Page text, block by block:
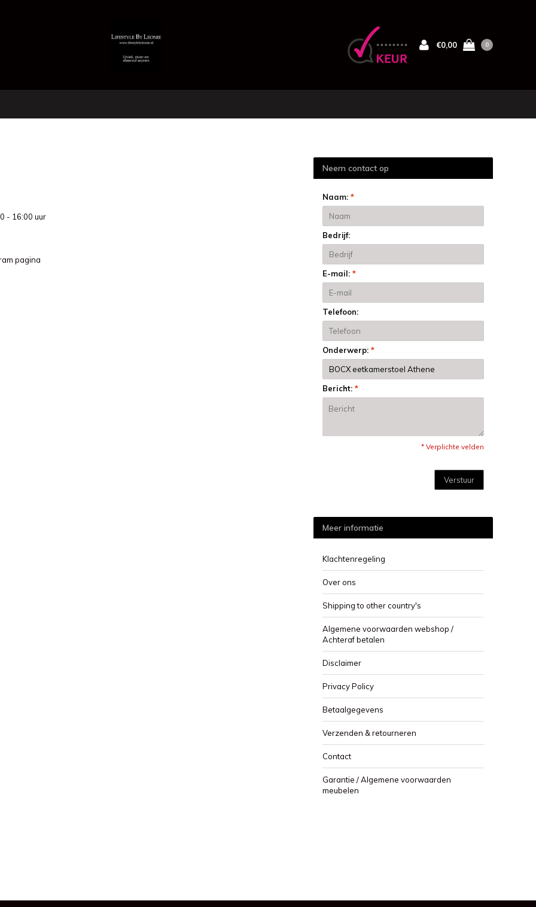
€0,00 0
- 16:00 uur
pagina
Neem contact op
Naam: *
Bedrijf:
E-mail: *
Telefoon:
Onderwerp: *
Bericht: *
* Verplichte velden
Verstuur
Meer informatie
Klachtenregeling
Over ons
Shipping to other country's
Algemene voorwaarden webshop /
Achteraf betalen
Disclaimer
Privacy Policy
Betaalgegevens
Verzenden & retourneren
Contact
Garantie / Algemene voorwaarden
meubelen